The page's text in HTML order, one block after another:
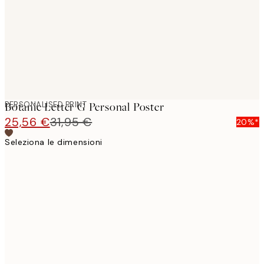
PERSONALISED PRINT
Botanic Letter G Personal Poster
25,56 €31,95 €
20%*
Seleziona le dimensioni